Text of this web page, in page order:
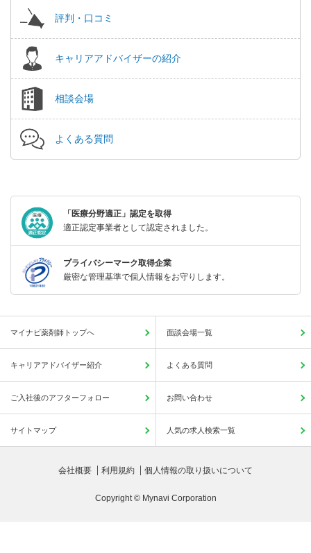
評判・口コミ
キャリアアドバイザーの紹介
相談会場
よくある質問
「医療分野適正」認定を取得
適正認定事業者として認定されました。
プライバシーマーク取得企業
厳密な管理基準で個人情報をお守りします。
マイナビ薬剤師トップへ 面談会場一覧
キャリアアドバイザー紹介 よくある質問
ご入社後のアフターフォロー お問い合わせ
サイトマップ 人気の求人検索一覧
会社概要 利用規約 個人情報の取り扱いについて
Copyright © Mynavi Corporation